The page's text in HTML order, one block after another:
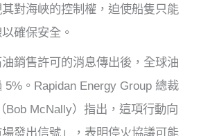
對海峽的控制權，迫使船隻只能
確保安全。
銷售許可的消息傳出後，全球油
5%。Rapidan Energy Group 總裁
Bob McNally）指出，這項行動向
場發出信號」，表明停火協議可能